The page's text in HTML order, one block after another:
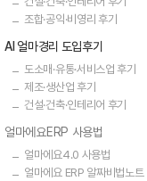
조합·공익·비영리 후기
AI 얼마경리 도입후기
도소매·유통·서비스업 후기
제조·생산업 후기
건설·건축·인테리어 후기
얼마에요ERP 사용법
얼마에요4.0 사용법
얼마에요 ERP 알짜비법노트